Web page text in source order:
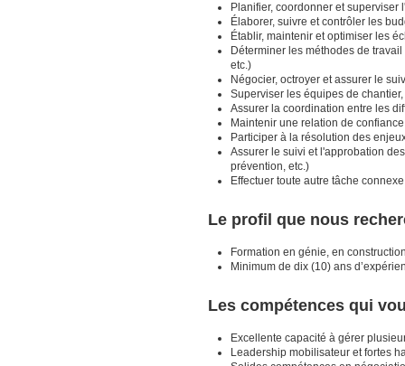
Planifier, coordonner et
Élaborer, suivre et contrôler les
Établir, maintenir et optimiser les
Déterminer les méthodes de
etc.)
Négocier, octroyer et assurer le
Superviser les équipes de
Assurer la coordination entre les
Maintenir une relation de
Participer à la résolution des
Assurer le suivi et l'approbation
prévention, etc.)
Effectuer toute autre tâche
Le profil que nous
Formation en génie, en
Minimum de dix (10) ans
Les compétences qui
Excellente capacité à gérer
Leadership mobilisateur et fortes